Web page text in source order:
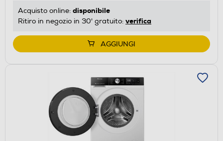
Acquisto online: disponibile
Ritiro in negozio in 30' gratuito: verifica
AGGIUNGI